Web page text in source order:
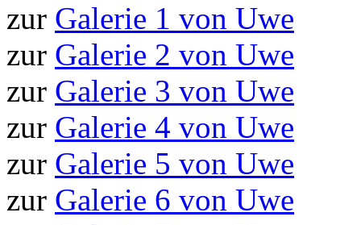
zur Galerie 1 von Uwe
zur Galerie 2 von Uwe
zur Galerie 3 von Uwe
zur Galerie 4 von Uwe
zur Galerie 5 von Uwe
zur Galerie 6 von Uwe